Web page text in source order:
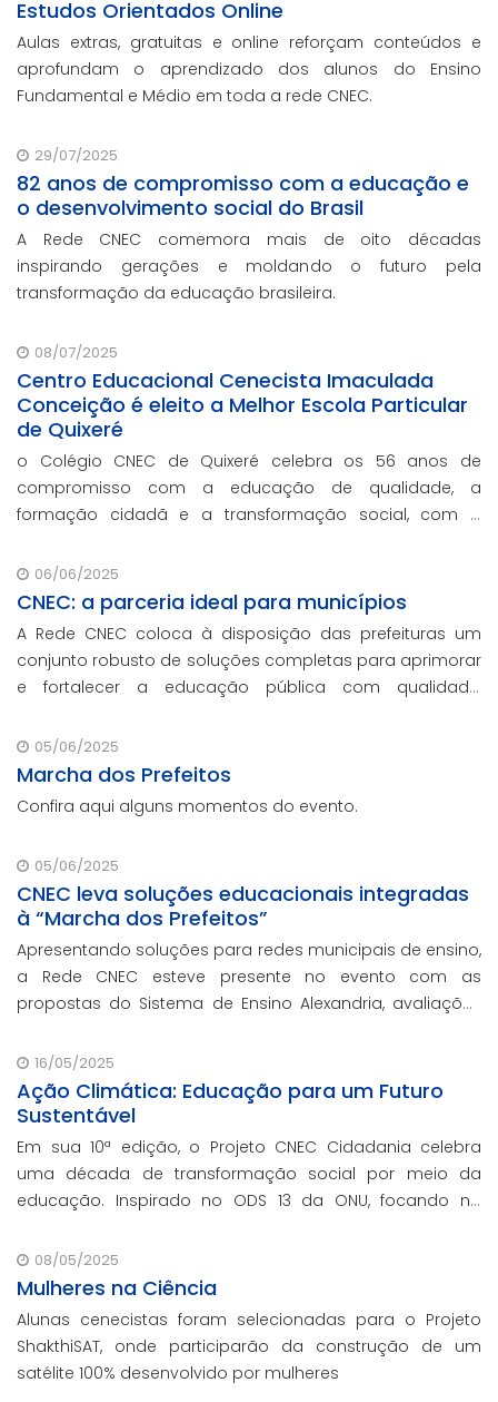
Estudos Orientados Online
Aulas extras, gratuitas e online reforçam conteúdos e
aprofundam o aprendizado dos alunos do Ensino
Fundamental e Médio em toda a rede CNEC.
29/07/2025
82 anos de compromisso com a educação e
o desenvolvimento social do Brasil
A Rede CNEC comemora mais de oito décadas
inspirando gerações e moldando o futuro pela
transformação da educação brasileira.
08/07/2025
Centro Educacional Cenecista Imaculada
Conceição é eleito a Melhor Escola Particular
de Quixeré
o Colégio CNEC de Quixeré celebra os 56 anos de
compromisso com a educação de qualidade, a
formação cidadã e a transformação social, com o
sendo eleita a melhor escola particular da cidade.
06/06/2025
CNEC: a parceria ideal para municípios
A Rede CNEC coloca à disposição das prefeituras um
conjunto robusto de soluções completas para aprimorar
e fortalecer a educação pública com qualidade,
que não participaram da Marcha dos Prefeito
05/06/2025
Marcha dos Prefeitos
Confira aqui alguns momentos do evento.
05/06/2025
CNEC leva soluções educacionais integradas
à “Marcha dos Prefeitos”
Apresentando soluções para redes municipais de ensino,
a Rede CNEC esteve presente no evento com as
propostas do Sistema de Ensino Alexandria, avaliações
escolar e parcerias com prefeituras durante ev
16/05/2025
Ação Climática: Educação para um Futuro
Sustentável
Em sua 10ª edição, o Projeto CNEC Cidadania celebra
uma década de transformação social por meio da
educação. Inspirado no ODS 13 da ONU, focando no
promoção da sustentabilidade.
08/05/2025
Mulheres na Ciência
Alunas cenecistas foram selecionadas para o Projeto
ShakthiSAT, onde participarão da construção de um
satélite 100% desenvolvido por mulheres